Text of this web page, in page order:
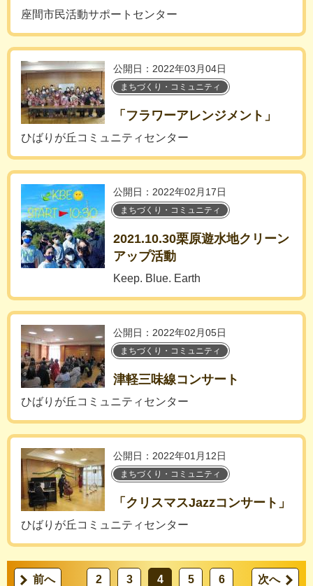
座間市民活動サポートセンター
公開日：2022年03月04日
まちづくり・コミュニティ
「フラワーアレンジメント」
ひばりが丘コミュニティセンター
公開日：2022年02月17日
まちづくり・コミュニティ
2021.10.30栗原遊水地クリーン
アップ活動
Keep. Blue. Earth
公開日：2022年02月05日
まちづくり・コミュニティ
津軽三味線コンサート
ひばりが丘コミュニティセンター
公開日：2022年01月12日
まちづくり・コミュニティ
「クリスマスJazzコンサート」
ひばりが丘コミュニティセンター
前へ 2 3 4 5 6 次へ